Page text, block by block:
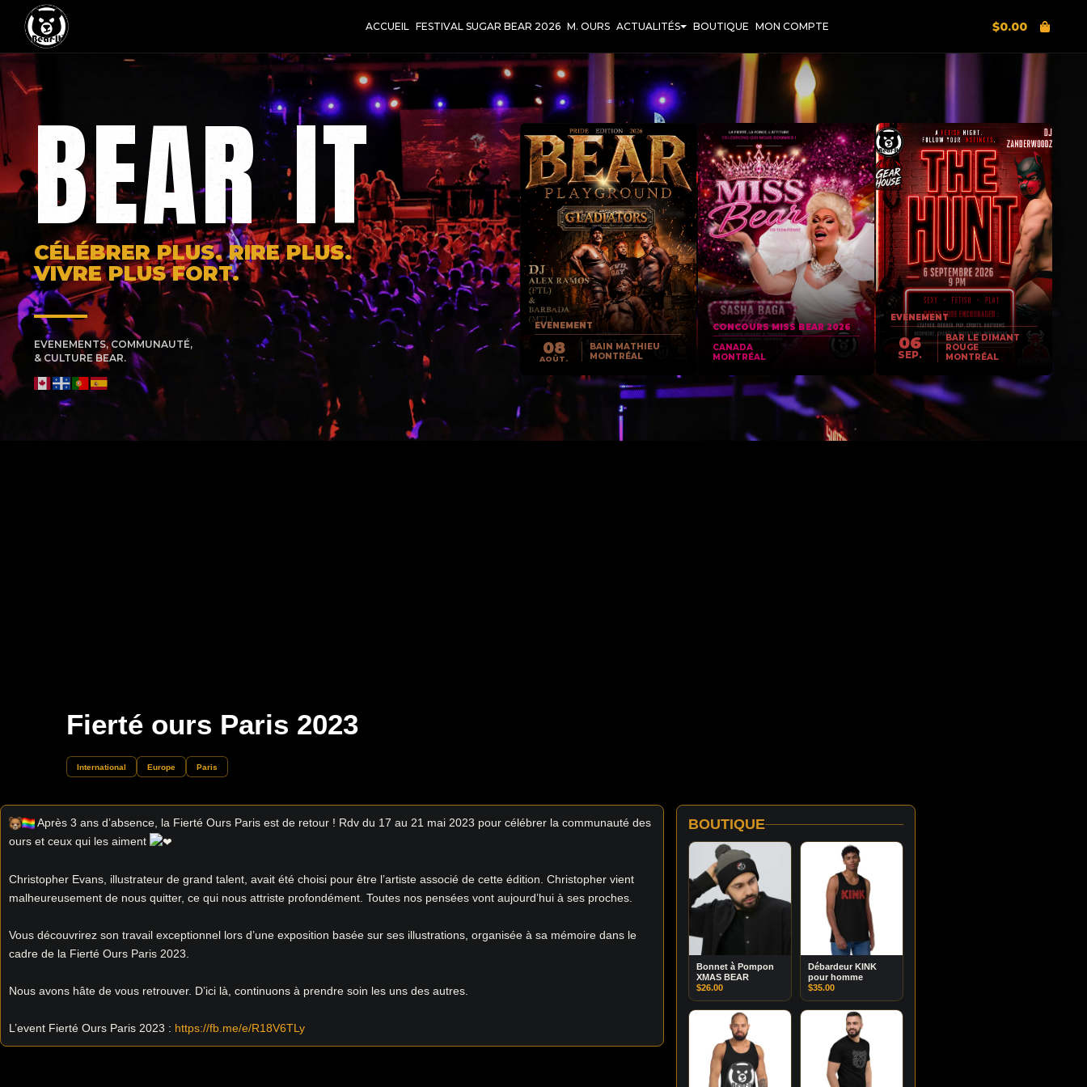
ACCUEIL FESTIVAL SUGAR BEAR 2026 M. OURS ACTUALITÉS BOUTIQUE MON COMPTE $0.00
BEAR IT
CÉLÉBRER PLUS. RIRE PLUS.
VIVRE PLUS FORT.
EVENEMENTS, COMMUNAUTÉ,
& CULTURE BEAR.
EVENEMENT
08
AOÛT.
BAIN MATHIEU
MONTRÉAL
CONCOURS MISS BEAR 2026
CANADA
MONTRÉAL
EVENEMENT
06
SEP.
BAR LE DIMANT
ROUGE
MONTRÉAL
Fierté ours Paris 2023
International Europe Paris
Après 3 ans d’absence, la Fierté Ours Paris est de retour ! Rdv du 17 au 21 mai 2023 pour célébrer la communauté des
ours et ceux qui les aiment
Christopher Evans, illustrateur de grand talent, avait été choisi pour être l’artiste associé de cette édition. Christopher vient
malheureusement de nous quitter, ce qui nous attriste profondément. Toutes nos pensées vont aujourd’hui à ses proches.
Vous découvrirez son travail exceptionnel lors d’une exposition basée sur ses illustrations, organisée à sa mémoire dans le
cadre de la Fierté Ours Paris 2023.
Nous avons hâte de vous retrouver. D’ici là, continuons à prendre soin les uns des autres.
L’event Fierté Ours Paris 2023 : https://fb.me/e/R18V6TLy
BOUTIQUE
Bonnet à Pompon
XMAS BEAR
$26.00
Débardeur KINK
pour homme
$35.00